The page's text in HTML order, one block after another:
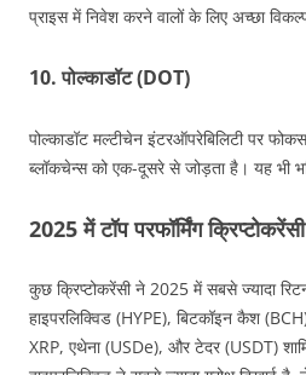
प्राइस में निवेश करने वालों के लिए अच्छा
10. पोल्काडॉट (DOT)
पोल्काडॉट मल्टीचेन इंटरऑपरेबिलिटी पर
ब्लॉकचेन्स को एक-दूसरे से जोड़ता है। यह भी
2025 में टॉप परफॉर्मिंग क्रिप्टोकरेंसी
कुछ क्रिप्टोकरेंसी ने 2025 में सबसे ज्यादा
हाइपरलिक्विड (HYPE), बिटकॉइन कैश
XRP, एथेना (USDe), और टेदर (USDT)